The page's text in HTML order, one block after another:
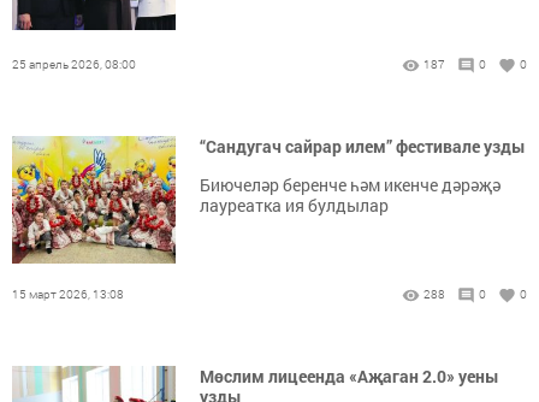
25 апрель 2026, 08:00 187 0 0
“Сандугач сайрар илем” фестивале узды
Биючеләр беренче һәм икенче дәрәҗә
лауреатка ия булдылар
15 март 2026, 13:08 288 0 0
Мөслим лицеенда «Аҗаган 2.0» уены
узды